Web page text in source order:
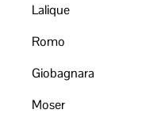
Lalique
Romo
Giobagnara
Moser